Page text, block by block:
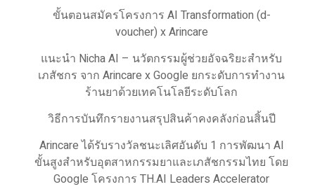
ขั้นตอนสมัครโครงการ AI Transformation (d-
voucher) x Arincare
แนะนำ Nicha AI – นวัตกรรมผู้ช่วยอัจฉริยะสำหรับ
เภสัชกร จาก Arincare x Google ยกระดับการทำงาน
ร้านยาด้วยเทคโนโลยีระดับโลก
วิธีการบันทึกรายงานสรุปสินค้าคงคลังก่อนสิ้นปี
Arincare ได้รับรางวัลชนะเลิศอันดับ 1 การพัฒนา AI
ขั้นสูงสำหรับอุตสาหกรรมยาและเภสัชกรรมไทย โดย
Google โครงการ TH.AI Leaders Accelerator